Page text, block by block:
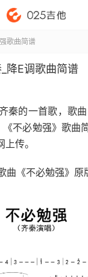
歌曲简谱
降E调歌曲简谱
秦的一首歌，歌
不必勉强》歌曲
传。
曲《不必勉强》原